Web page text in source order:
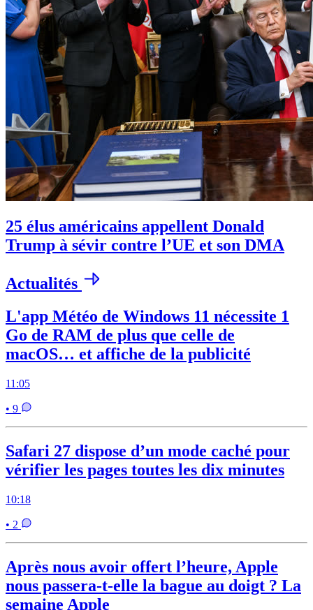
25 élus américains appellent Donald
Trump à sévir contre l’UE et son DMA
Actualités
L'app Météo de Windows 11 nécessite 1
Go de RAM de plus que celle de
macOS… et affiche de la publicité
11:05
• 9
Safari 27 dispose d’un mode caché pour
vérifier les pages toutes les dix minutes
10:18
• 2
Après nous avoir offert l’heure, Apple
nous passera-t-elle la bague au doigt ? La
semaine Apple